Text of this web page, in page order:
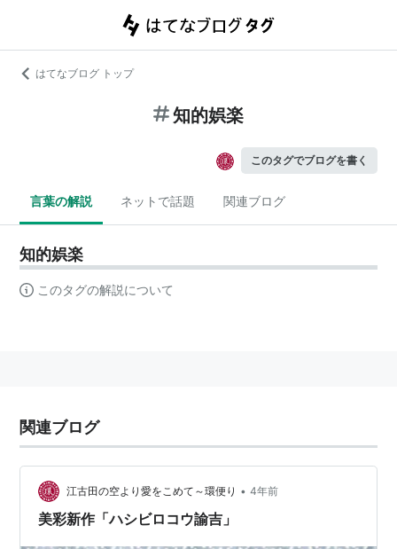
はてなブログ トップ
知的娯楽
このタグでブログを書く
言葉の解説 ネットで話題 関連ブログ
知的娯楽
このタグの解説について
関連ブログ
江古田の空より愛をこめて～環便り • 4年前
美彩新作「ハシビロコウ諭吉」